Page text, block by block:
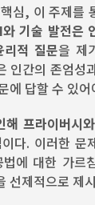
심, 이 주제를
기술 발전은
적 질문을 제
인간의 존엄성
에 답할 수 있어
프라이버시
다. 이러한 문
에 대한 가르
선제적으로 제